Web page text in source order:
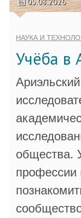
НАУКА И
Учёба в
общества.
профессии